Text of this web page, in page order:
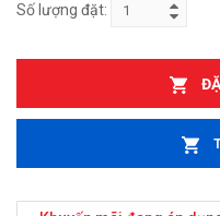
Số lượng đặt: